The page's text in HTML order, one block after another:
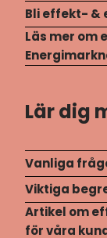
Bli effekt- &
Läs mer om
Lär dig
Vanliga
Viktiga
Artikel om
för våra